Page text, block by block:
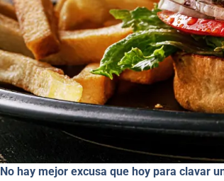
No hay mejor excusa que hoy para clavar